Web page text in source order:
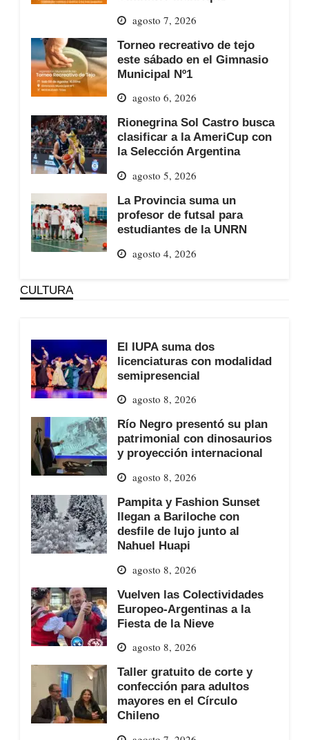
agosto 7, 2026
Torneo recreativo de tejo
este sábado en el Gimnasio
Municipal Nº1
agosto 6, 2026
Rionegrina Sol Castro busca
clasificar a la AmeriCup con
la Selección Argentina
agosto 5, 2026
La Provincia suma un
profesor de futsal para
estudiantes de la UNRN
agosto 4, 2026
CULTURA
El IUPA suma dos
licenciaturas con modalidad
semipresencial
agosto 8, 2026
Río Negro presentó su plan
patrimonial con dinosaurios
y proyección internacional
agosto 8, 2026
Pampita y Fashion Sunset
llegan a Bariloche con
desfile de lujo junto al
Nahuel Huapi
agosto 8, 2026
Vuelven las Colectividades
Europeo-Argentinas a la
Fiesta de la Nieve
agosto 8, 2026
Taller gratuito de corte y
confección para adultos
mayores en el Círculo
Chileno